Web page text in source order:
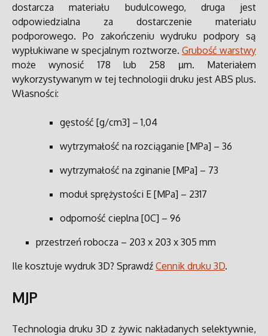
dostarcza materiału budulcowego, druga jest
odpowiedzialna za dostarczenie materiału
podporowego. Po zakończeniu wydruku podpory są
wypłukiwane w specjalnym roztworze. Grubość warstwy
może wynosić 178 lub 258 µm. Materiałem
wykorzystywanym w tej technologii druku jest ABS plus.
Własności:
gęstość [g/cm3] – 1,04
wytrzymałość na rozciąganie [MPa] – 36
wytrzymałość na zginanie [MPa] – 73
moduł sprężystości E [MPa] – 2317
odporność cieplna [0C] – 96
przestrzeń robocza – 203 x 203 x 305 mm
Ile kosztuje wydruk 3D? Sprawdź Cennik druku 3D.
MJP
Technologia druku 3D z żywic nakładanych selektywnie,